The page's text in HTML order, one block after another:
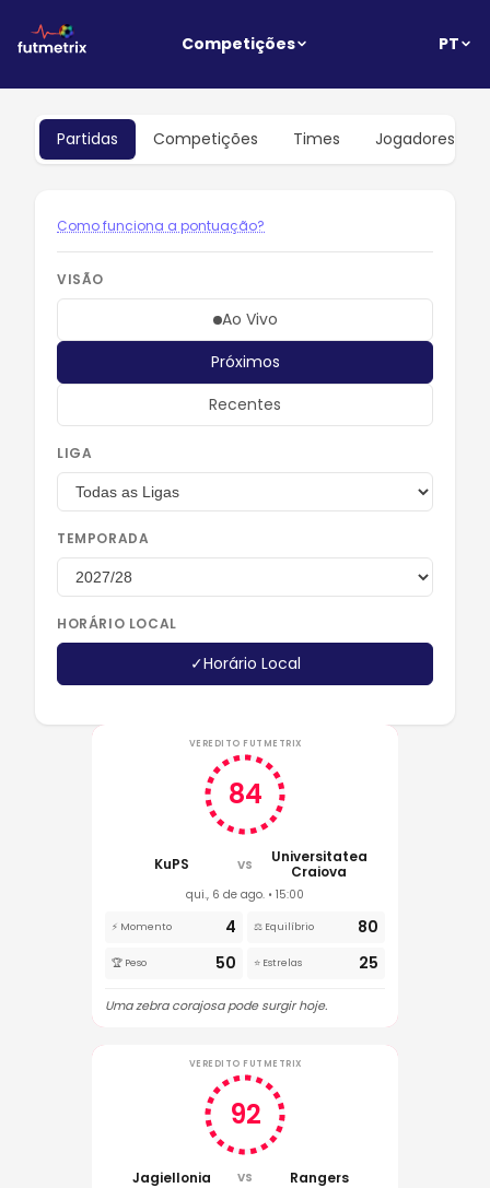
Competições PT
Partidas Competições Times Jogadores
Como funciona a pontuação?
VISÃO
Ao Vivo
Próximos
Recentes
LIGA
TEMPORADA
HORÁRIO LOCAL
✓Horário Local
VEREDITO FUTMETRIX
84
KuPS VS
Universitatea
Craiova
qui., 6 de ago. • 15:00
⚡ Momento 4 ⚖️ Equilíbrio 80
🏆 Peso 50 ⭐ Estrelas 25
Uma zebra corajosa pode surgir hoje.
VEREDITO FUTMETRIX
92
Jagiellonia VS Rangers